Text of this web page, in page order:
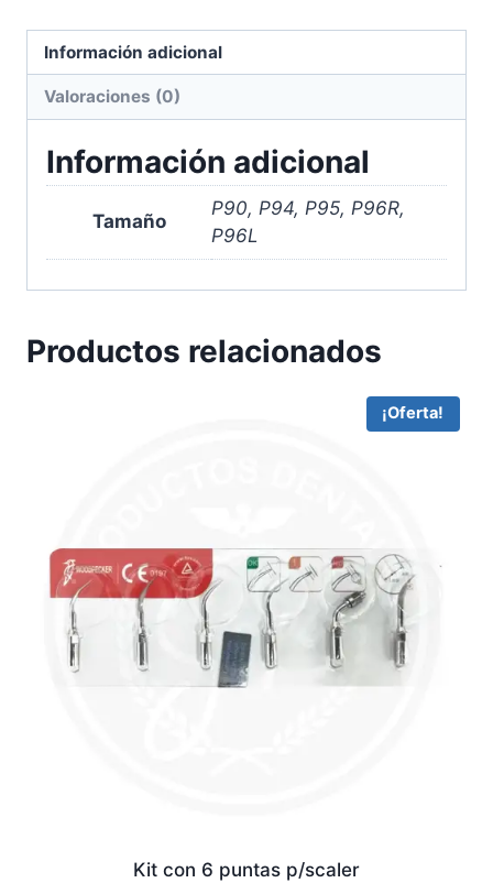
cantidad
Información adicional
Valoraciones (0)
Información adicional
Tamaño
P90, P94, P95, P96R,
P96L
Productos relacionados
¡Oferta!
Kit con 6 puntas p/scaler